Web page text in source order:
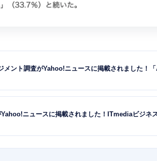
メント調査がYahoo!ニュースに掲載されました！
ニュースに掲載されました！ITmediaビジネ